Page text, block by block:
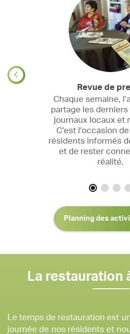
Revue de
Chaque semaine,
partage les
journaux locaux et
C’est l’occasion
résidents informés
et de rester
réalité.
Planning des
La restauration
Le temps de restauration est
journée de nos résidents et